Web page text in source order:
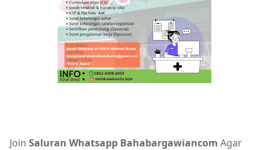
Join Saluran Whatsapp Bahabargawiancom Agar